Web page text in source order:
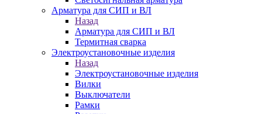
Арматура для СИП и ВЛ
Назад
Арматура для СИП и ВЛ
Термитная сварка
Электроустановочные изделия
Назад
Электроустановочные изделия
Вилки
Выключатели
Рамки